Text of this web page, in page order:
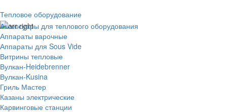
Тепловое оборудование
Аксессуары для теплового оборудования
Аппараты варочные
Аппараты для Sous Vide
Витрины тепловые
Вулкан-Heidebrenner
Вулкан-Kusina
Гриль Мастер
Казаны электрические
Карвинговые станции